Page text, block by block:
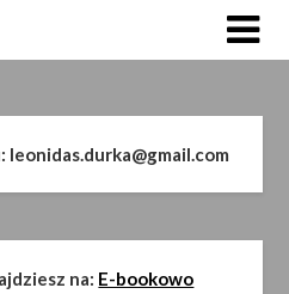
na: E-bookowo